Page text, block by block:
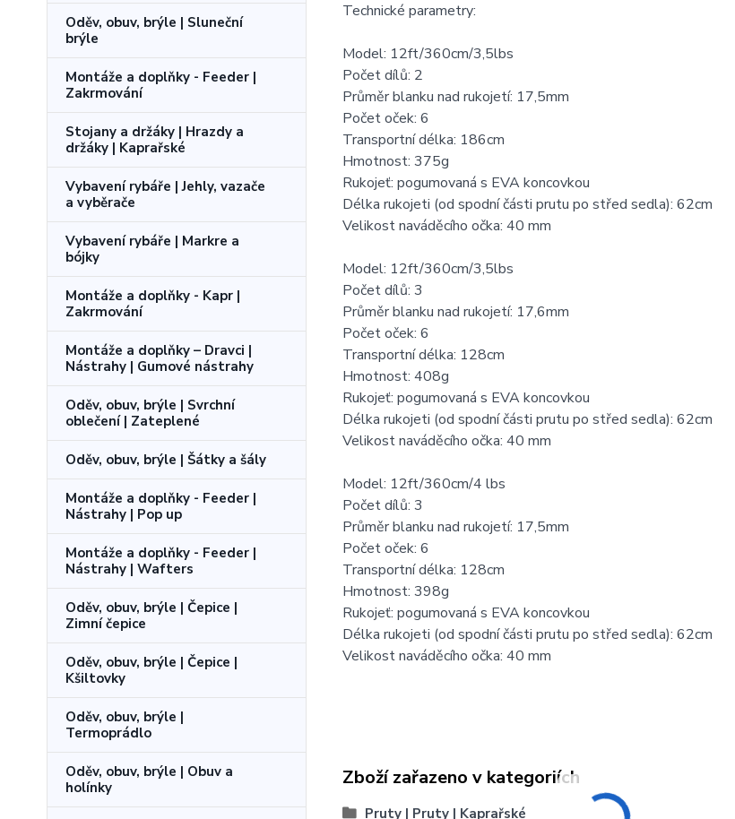
Oděv, obuv, brýle | Sluneční
brýle
Montáže a doplňky - Feeder |
Zakrmování
Stojany a držáky | Hrazdy a
držáky | Kaprařské
Vybavení rybáře | Jehly, vazače
a vyběrače
Vybavení rybáře | Markre a
bójky
Montáže a doplňky - Kapr |
Zakrmování
Montáže a doplňky – Dravci |
Nástrahy | Gumové nástrahy
Oděv, obuv, brýle | Svrchní
oblečení | Zateplené
Oděv, obuv, brýle | Šátky a šály
Montáže a doplňky - Feeder |
Nástrahy | Pop up
Montáže a doplňky - Feeder |
Nástrahy | Wafters
Oděv, obuv, brýle | Čepice |
Zimní čepice
Oděv, obuv, brýle | Čepice |
Kšiltovky
Oděv, obuv, brýle |
Termoprádlo
Oděv, obuv, brýle | Obuv a
holínky
Technické parametry:
Model: 12ft/360cm/3,5lbs
Počet dílů: 2
Průměr blanku nad rukojetí: 17,5mm
Počet oček: 6
Transportní délka: 186cm
Hmotnost: 375g
Rukojeť: pogumovaná s EVA koncovkou
Délka rukojeti (od spodní části prutu po střed sedla): 62cm
Velikost naváděcího očka: 40 mm
Model: 12ft/360cm/3,5lbs
Počet dílů: 3
Průměr blanku nad rukojetí: 17,6mm
Počet oček: 6
Transportní délka: 128cm
Hmotnost: 408g
Rukojeť: pogumovaná s EVA koncovkou
Délka rukojeti (od spodní části prutu po střed sedla): 62cm
Velikost naváděcího očka: 40 mm
Model: 12ft/360cm/4 lbs
Počet dílů: 3
Průměr blanku nad rukojetí: 17,5mm
Počet oček: 6
Transportní délka: 128cm
Hmotnost: 398g
Rukojeť: pogumovaná s EVA koncovkou
Délka rukojeti (od spodní části prutu po střed sedla): 62cm
Velikost naváděcího očka: 40 mm
Zboží zařazeno v kategoriích
Pruty | Pruty | Kaprařské